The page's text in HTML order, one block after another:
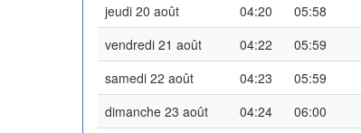
jeudi 20 août
04:20 05:58
vendredi 21 août
04:22 05:59
samedi 22 août
04:23 05:59
dimanche 23 août
04:24 06:00